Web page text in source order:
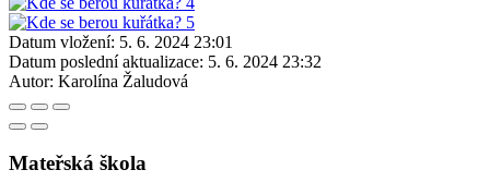
Datum vložení: 5. 6. 2024 23:01
Datum poslední aktualizace: 5. 6. 2024 23:32
Autor: Karolína Žaludová
Mateřská škola